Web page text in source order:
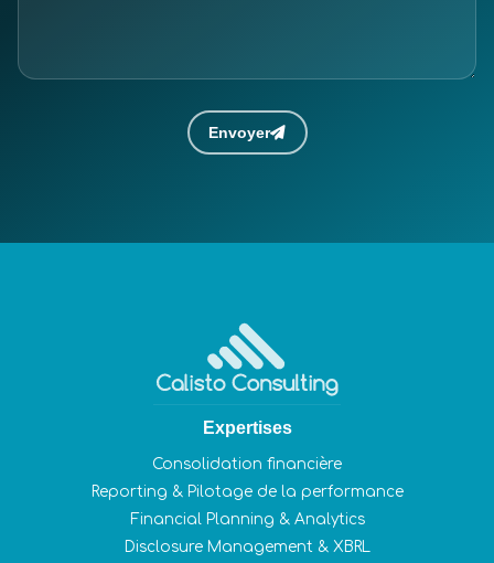
Envoyer
Expertises
Consolidation financière
Reporting & Pilotage de la performance
Financial Planning & Analytics
Disclosure Management & XBRL